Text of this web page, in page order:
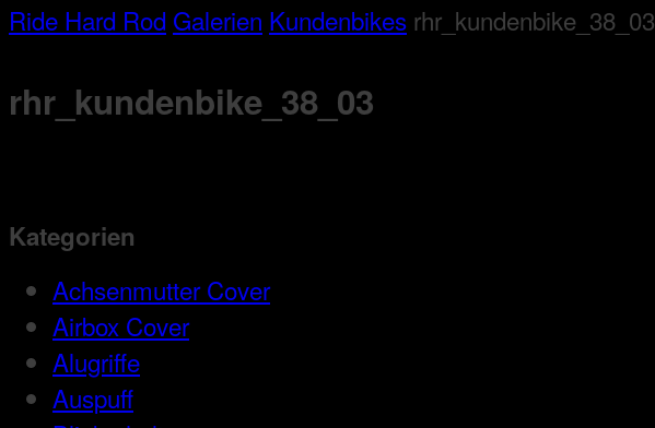
Ride Hard Rod Galerien Kundenbikes rhr_kundenbike_38_03
rhr_kundenbike_38_03
Kategorien
Achsenmutter Cover
Airbox Cover
Alugriffe
Auspuff